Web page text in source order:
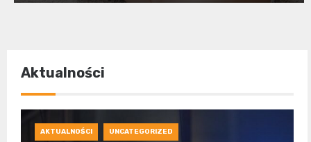
Aktualności
AKTUALNOŚCI UNCATEGORIZED